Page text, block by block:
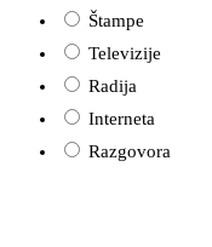
Štampe
Televizije
Radija
Interneta
Razgovora